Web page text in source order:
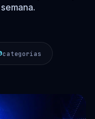
categorías